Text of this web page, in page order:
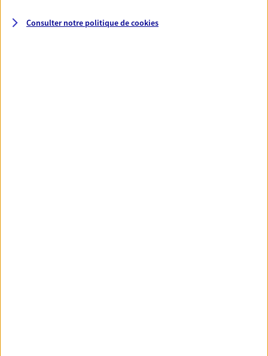
contrat prévoyance. Préservez vos proches en cas
Consulter notre politique decookies